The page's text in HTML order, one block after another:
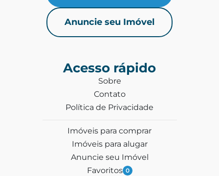
Anuncie seu Imóvel
Acesso rápido
Sobre
Contato
Política de Privacidade
Imóveis para comprar
Imóveis para alugar
Anuncie seu Imóvel
Favoritos 0